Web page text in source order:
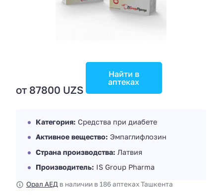
от 87800 UZS
Найти в
аптеках
Категория: Средства при диабете
Активное вещество: Эмпаглифлозин
Страна производства: Латвия
Производитель: IS Group Pharma
Орал АЕД в наличии в 186 аптеках Ташкента